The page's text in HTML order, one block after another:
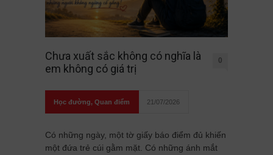
Chưa xuất sắc không có nghĩa là
em không có giá trị
0
Học đường, Quan điểm 21/07/2026
Có những ngày, một tờ giấy báo điểm đủ khiến
một đứa trẻ cúi gằm mặt. Có những ánh mắt